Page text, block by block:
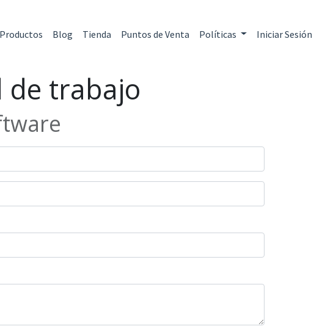
Productos Blog Tienda Puntos de Venta Políticas Iniciar Sesión
de trabajo